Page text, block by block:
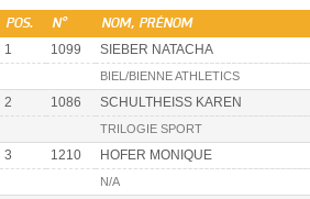
POS. N° NOM, PRÉNOM
1 1099 SIEBER NATACHA
BIEL/BIENNE ATHLETICS
2 1086 SCHULTHEISS KAREN
TRILOGIE SPORT
3 1210 HOFER MONIQUE
N/A